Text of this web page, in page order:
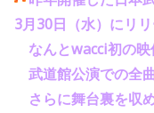
3月30日（水）にリ
なんとwacci初の映
武道館公演での全
さらに舞台裏を収